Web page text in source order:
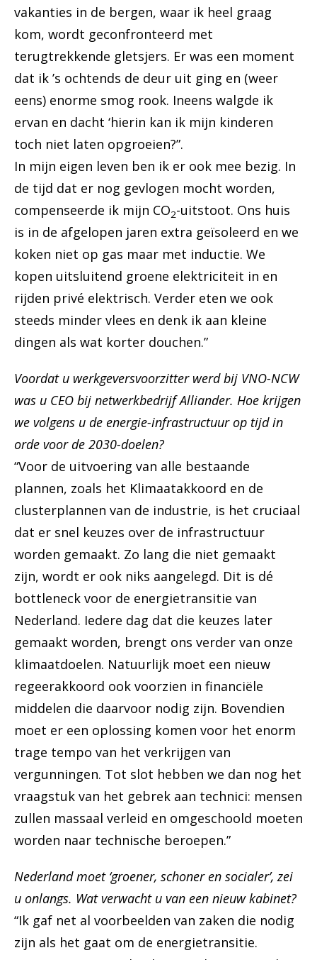
vakanties in de bergen, waar ik heel graag
kom, wordt geconfronteerd met
terugtrekkende gletsjers. Er was een moment
dat ik ’s ochtends de deur uit ging en (weer
eens) enorme smog rook. Ineens walgde ik
ervan en dacht ‘hierin kan ik mijn kinderen
toch niet laten opgroeien?”.
In mijn eigen leven ben ik er ook mee bezig. In
de tijd dat er nog gevlogen mocht worden,
compenseerde ik mijn CO2-uitstoot. Ons huis
is in de afgelopen jaren extra geïsoleerd en we
koken niet op gas maar met inductie. We
kopen uitsluitend groene elektriciteit in en
rijden privé elektrisch. Verder eten we ook
steeds minder vlees en denk ik aan kleine
dingen als wat korter douchen.”
Voordat u werkgeversvoorzitter werd bij VNO-NCW
was u CEO bij netwerkbedrijf Alliander. Hoe krijgen
we volgens u de energie-infrastructuur op tijd in
orde voor de 2030-doelen?
“Voor de uitvoering van alle bestaande
plannen, zoals het Klimaatakkoord en de
clusterplannen van de industrie, is het cruciaal
dat er snel keuzes over de infrastructuur
worden gemaakt. Zo lang die niet gemaakt
zijn, wordt er ook niks aangelegd. Dit is dé
bottleneck voor de energietransitie van
Nederland. Iedere dag dat die keuzes later
gemaakt worden, brengt ons verder van onze
klimaatdoelen. Natuurlijk moet een nieuw
regeerakkoord ook voorzien in financiële
middelen die daarvoor nodig zijn. Bovendien
moet er een oplossing komen voor het enorm
trage tempo van het verkrijgen van
vergunningen. Tot slot hebben we dan nog het
vraagstuk van het gebrek aan technici: mensen
zullen massaal verleid en omgeschoold moeten
worden naar technische beroepen.”
Nederland moet ‘groener, schoner en socialer’, zei
u onlangs. Wat verwacht u van een nieuw kabinet?
“Ik gaf net al voorbeelden van zaken die nodig
zijn als het gaat om de energietransitie.